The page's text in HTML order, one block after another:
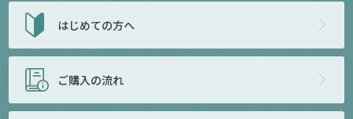
はじめての方へ
ご購入の流れ